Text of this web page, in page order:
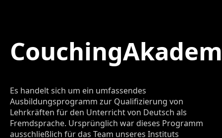
Couching
Es handelt sich um ein umfassendes
Ausbildungsprogramm zur Qualifizierung von
Lehrkräften für den Unterricht von Deutsch als
Fremdsprache. Ursprünglich war dieses Programm
ausschließlich für das Team unseres Instituts